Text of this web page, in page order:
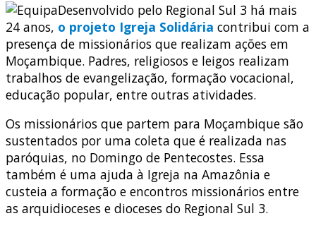
Desenvolvido pelo Regional Sul 3 há mais
24 anos, o projeto Igreja Solidária contribui com a
presença de missionários que realizam ações em
Moçambique. Padres, religiosos e leigos realizam
trabalhos de evangelização, formação vocacional,
educação popular, entre outras atividades.
Os missionários que partem para Moçambique são
sustentados por uma coleta que é realizada nas
paróquias, no Domingo de Pentecostes. Essa
também é uma ajuda à Igreja na Amazônia e
custeia a formação e encontros missionários entre
as arquidioceses e dioceses do Regional Sul 3.